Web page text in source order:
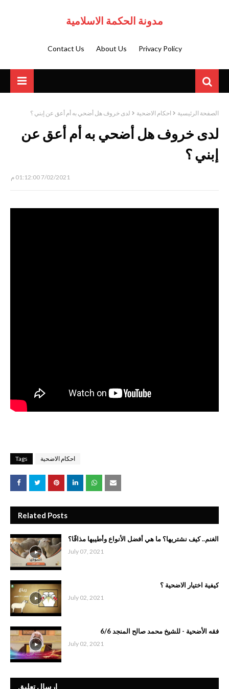
مدونة الحكمة الاسلامية
Privacy Policy
About Us
Contact Us
الصفحة الرئيسية احكام الاضحية لدى خروف هل أضحي به أم أعق عن إبني ؟
لدى خروف هل أضحي به أم أعق عن
إبني ؟
7/02/2021 01:12:00 م
Tags احكام الاضحية
Related Posts
الغنم.. كيف نشتريها؟ ما هي أفضل الأنواع وأطيبها مذاقًا؟
July 07, 2021
كيفية اختيار اﻻضحية ؟
July 02, 2021
فقه الأضحية - للشيخ محمد صالح المنجد 6/6
July 02, 2021
إرسال تعليق